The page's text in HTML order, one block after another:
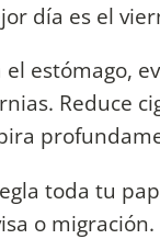
día es el
el estómago,
Reduce
toda tu
o